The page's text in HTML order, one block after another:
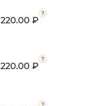
220.00 ₽
220.00 ₽